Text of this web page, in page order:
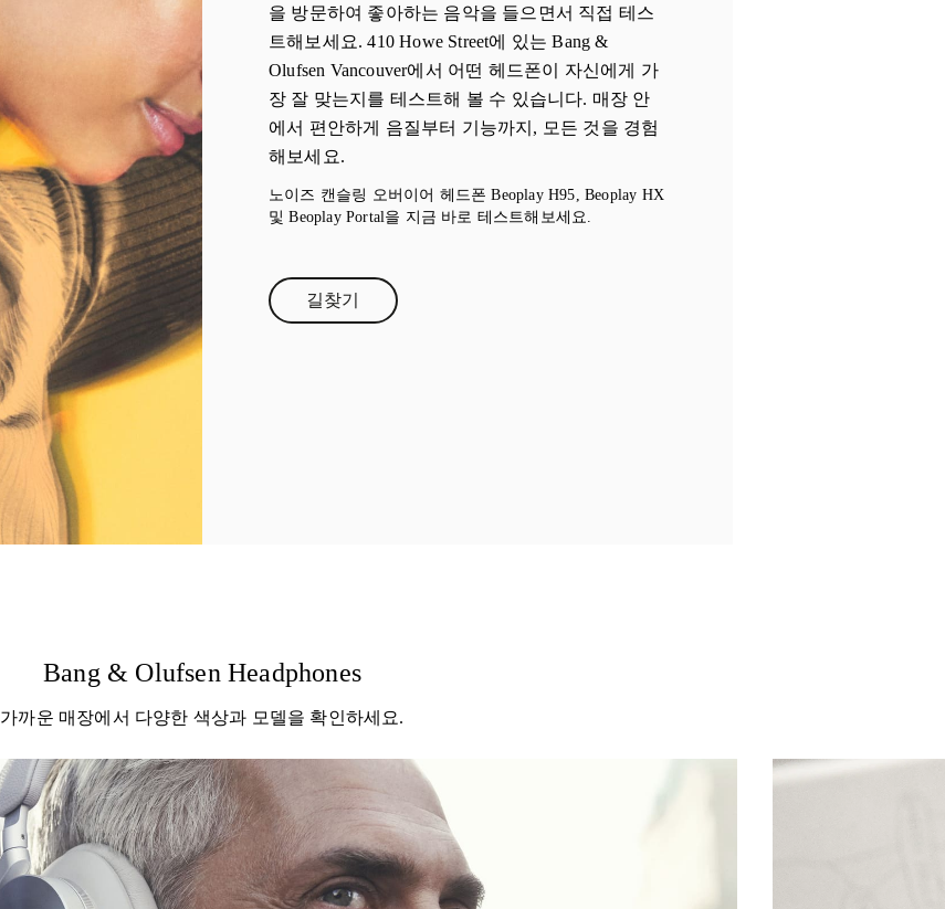
을 방문하여 좋아하는 음악을 들으면서 직접 테스
트해보세요. 410 Howe Street에 있는 Bang &
Olufsen Vancouver에서 어떤 헤드폰이 자신에게 가
장 잘 맞는지를 테스트해 볼 수 있습니다. 매장 안
에서 편안하게 음질부터 기능까지, 모든 것을 경험
해보세요.
노이즈 캔슬링 오버이어 헤드폰 Beoplay H95, Beoplay HX
및 Beoplay Portal을 지금 바로 테스트해보세요.
길찾기Link Opens in New Tab
Bang & Olufsen Headphones
가까운 매장에서 다양한 색상과 모델을 확인하세요.